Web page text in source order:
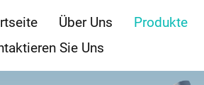
Über Uns Produkte
Sie Uns